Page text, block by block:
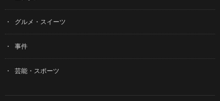
グルメ・スイーツ
事件
芸能・スポーツ